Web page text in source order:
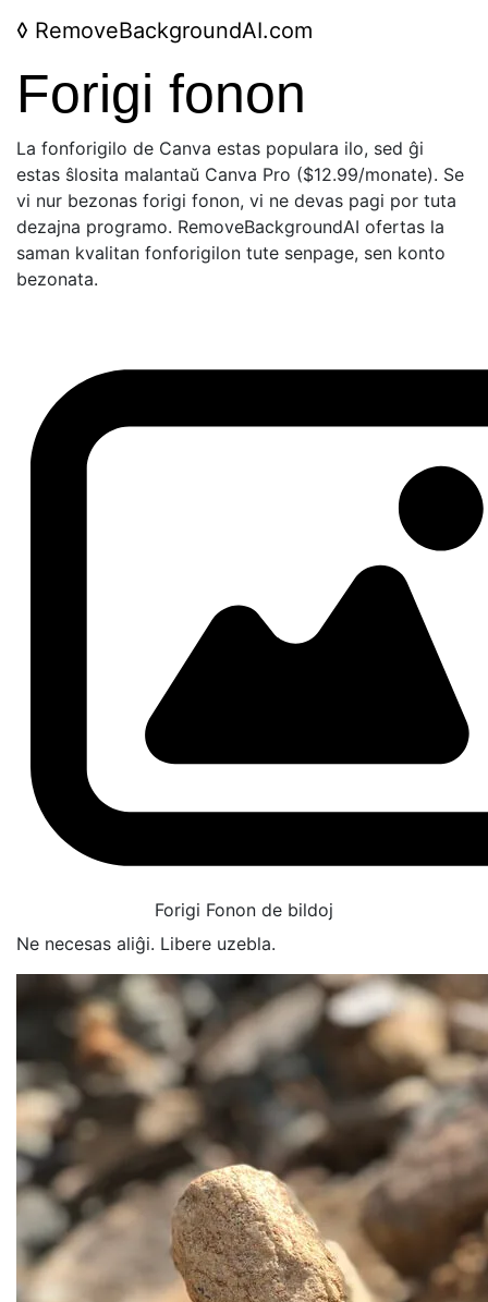
◊ RemoveBackgroundAI.com
Forigi fonon
La fonforigilo de Canva estas populara ilo, sed ĝi
estas ŝlosita malantaŭ Canva Pro ($12.99/monate). Se
vi nur bezonas forigi fonon, vi ne devas pagi por tuta
dezajna programo. RemoveBackgroundAI ofertas la
saman kvalitan fonforigilon tute senpage, sen konto
bezonata.
Forigi Fonon de bildoj
Ne necesas aliĝi. Libere uzebla.